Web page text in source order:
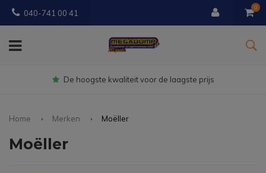
040-741 00 41
0
Gratisbezorgd vanaf € 150
Home Merken Moëller
Moëller